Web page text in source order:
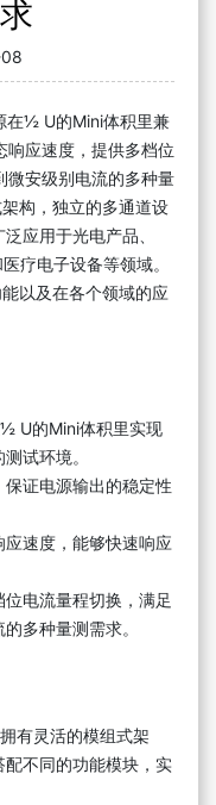
在½ U的Mini体积里兼
响应速度，提供多档位
微安级别电流的多种量
构，独立的多通道设
应用于光电产品、
疗电子设备等领域。
以及在各个领域的应
U的Mini体积里实现
试环境。
证电源输出的稳定性
速度，能够快速响应
电流量程切换，满足
多种量测需求。
拥有灵活的模组式架
不同的功能模块，实